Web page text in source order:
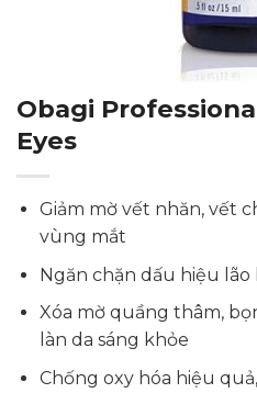
Obagi
Eyes
Giảm mờ vết nhăn, vết
vùng mắt
Ngăn chặn dấu hiệu
Xóa mờ quầng thâm,
làn da sáng khỏe
Chống oxy hóa hiệu